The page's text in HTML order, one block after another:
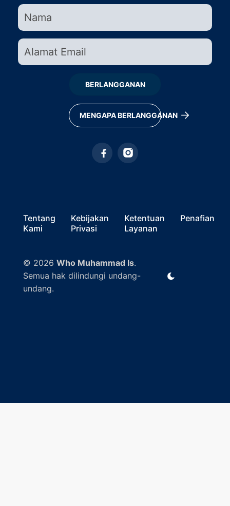
BERLANGGANAN
MENGAPA BERLANGGANAN
Tentang
Kami
Kebijakan
Privasi
Ketentuan
Layanan
Penafian
© 2026 Who Muhammad Is.
Semua hak dilindungi undang-
undang.